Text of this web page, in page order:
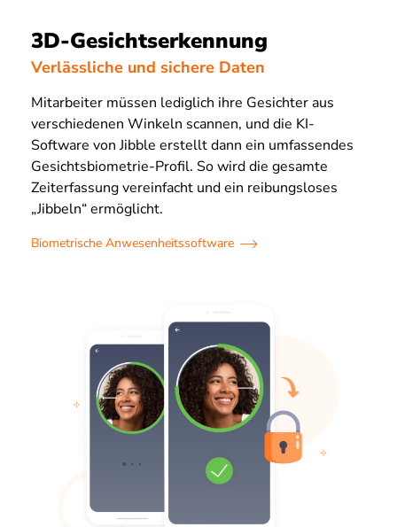
3D-Gesichtserkennung
Verlässliche und sichere Daten
Mitarbeiter müssen lediglich ihre Gesichter aus
verschiedenen Winkeln scannen, und die KI-
Software von Jibble erstellt dann ein umfassendes
Gesichtsbiometrie-Profil. So wird die gesamte
Zeiterfassung vereinfacht und ein reibungsloses
„Jibbeln“ ermöglicht.
Biometrische Anwesenheitssoftware